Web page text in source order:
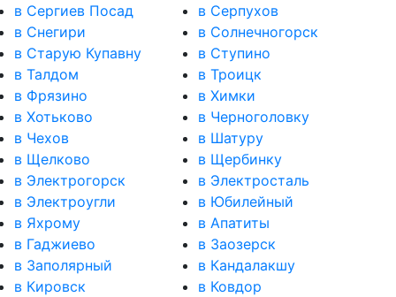
в Сергиев Посад
в Серпухов
в Снегири
в Солнечногорск
в Старую Купавну
в Ступино
в Талдом
в Троицк
в Фрязино
в Химки
в Хотьково
в Черноголовку
в Чехов
в Шатуру
в Щелково
в Щербинку
в Электрогорск
в Электросталь
в Электроугли
в Юбилейный
в Яхрому
в Апатиты
в Гаджиево
в Заозерск
в Заполярный
в Кандалакшу
в Кировск
в Ковдор